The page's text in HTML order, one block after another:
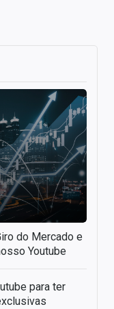
do Mercado e
Youtube
para ter